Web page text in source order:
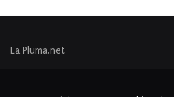
La Pluma.net